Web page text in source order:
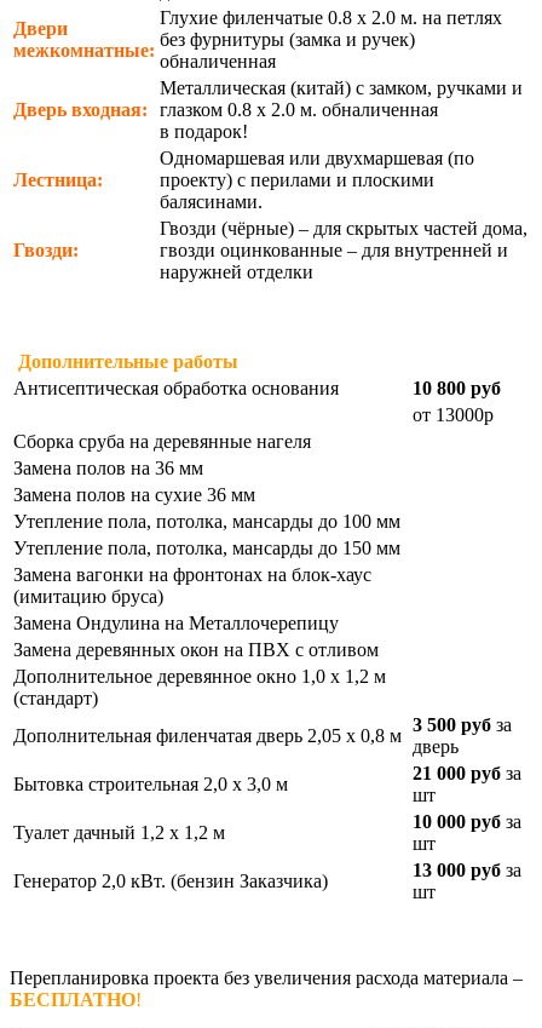
Двери
межкомнатные:
Глухие филенчатые 0.8 х 2.0 м. на петлях
без фурнитуры (замка и ручек)
обналиченная
Дверь входная:
Металлическая (китай) с замком, ручками и
глазком 0.8 х 2.0 м. обналиченная
в подарок!
Лестница:
Одномаршевая или двухмаршевая (по
проекту) с перилами и плоскими
балясинами.
Гвозди:
Гвозди (чёрные) – для скрытых частей дома,
гвозди оцинкованные – для внутренней и
наружней отделки
Дополнительные работы
Антисептическая обработка основания
10 800 руб
от 13000р
Сборка сруба на деревянные нагеля
Замена полов на 36 мм
Замена полов на сухие 36 мм
Утепление пола, потолка, мансарды до 100 мм
Утепление пола, потолка, мансарды до 150 мм
Замена вагонки на фронтонах на блок-хаус
(имитацию бруса)
Замена Ондулина на Металлочерепицу
Замена деревянных окон на ПВХ с отливом
Дополнительное деревянное окно 1,0 х 1,2 м
(стандарт)
Дополнительная филенчатая дверь 2,05 х 0,8 м
3 500 руб за
дверь
Бытовка строительная 2,0 х 3,0 м
21 000 руб за
шт
Туалет дачный 1,2 х 1,2 м
10 000 руб за
шт
Генератор 2,0 кВт. (бензин Заказчика)
13 000 руб за
шт
Перепланировка проекта без увеличения расхода материала –
БЕСПЛАТНО!